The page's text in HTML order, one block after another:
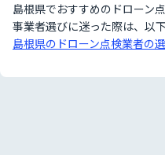
島根県でおすすめのドローン
事業者選びに迷った際は、以
島根県のドローン点検業者の